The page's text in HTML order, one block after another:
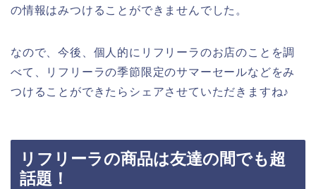
の情報はみつけることができませんでした。
なので、今後、個人的にリフリーラのお店のことを調
べて、リフリーラの季節限定のサマーセールなどをみ
つけることができたらシェアさせていただきますね♪
リフリーラの商品は友達の間でも超
話題！